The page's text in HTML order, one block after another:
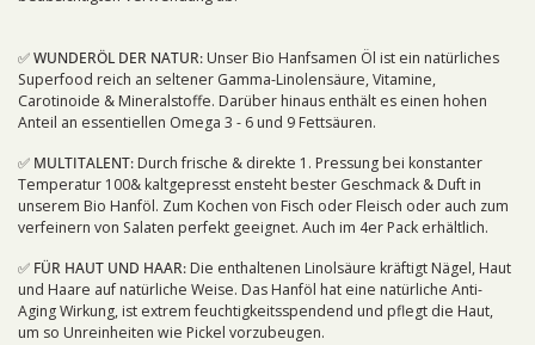
✅ WUNDERÖL DER NATUR: Unser Bio Hanfsamen Öl ist ein natürliches
Superfood reich an seltener Gamma-Linolensäure, Vitamine,
Carotinoide & Mineralstoffe. Darüber hinaus enthält es einen hohen
Anteil an essentiellen Omega 3 - 6 und 9 Fettsäuren.
✅ MULTITALENT: Durch frische & direkte 1. Pressung bei konstanter
Temperatur 100& kaltgepresst ensteht bester Geschmack & Duft in
unserem Bio Hanföl. Zum Kochen von Fisch oder Fleisch oder auch zum
verfeinern von Salaten perfekt geeignet. Auch im 4er Pack erhältlich.
✅ FÜR HAUT UND HAAR: Die enthaltenen Linolsäure kräftigt Nägel, Haut
und Haare auf natürliche Weise. Das Hanföl hat eine natürliche Anti-
Aging Wirkung, ist extrem feuchtigkeitsspendend und pflegt die Haut,
um so Unreinheiten wie Pickel vorzubeugen.